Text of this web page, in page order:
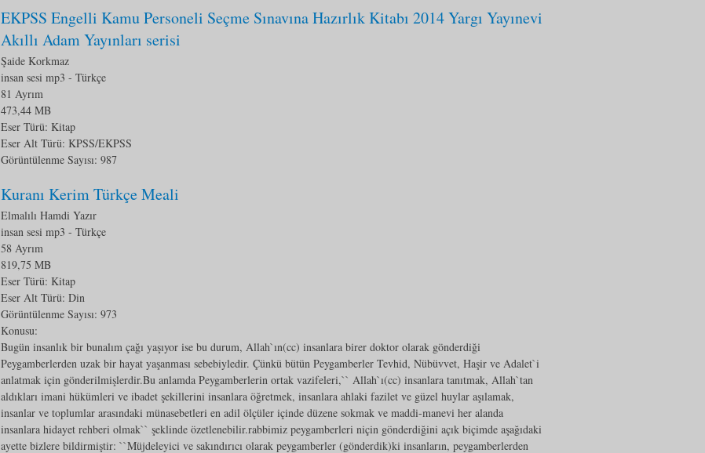
EKPSS Engelli Kamu Personeli Seçme Sınavına Hazırlık Kitabı 2014 Yargı Yayınevi
Akıllı Adam Yayınları serisi
Şaide Korkmaz
insan sesi mp3 - Türkçe
81 Ayrım
473,44 MB
Eser Türü: Kitap
Eser Alt Türü: KPSS/EKPSS
Görüntülenme Sayısı: 987
Kuranı Kerim Türkçe Meali
Elmalılı Hamdi Yazır
insan sesi mp3 - Türkçe
58 Ayrım
819,75 MB
Eser Türü: Kitap
Eser Alt Türü: Din
Görüntülenme Sayısı: 973
Konusu:
Bugün insanlık bir bunalım çağı yaşıyor ise bu durum, Allah`ın(cc) insanlara birer doktor olarak gönderdiği
Peygamberlerden uzak bir hayat yaşanması sebebiyledir. Çünkü bütün Peygamberler Tevhid, Nübüvvet, Haşir ve Adalet`i
anlatmak için gönderilmişlerdir.Bu anlamda Peygamberlerin ortak vazifeleri,`` Allah`ı(cc) insanlara tanıtmak, Allah`tan
aldıkları imani hükümleri ve ibadet şekillerini insanlara öğretmek, insanlara ahlaki fazilet ve güzel huylar aşılamak,
insanlar ve toplumlar arasındaki münasebetleri en adil ölçüler içinde düzene sokmak ve maddi-manevi her alanda
insanlara hidayet rehberi olmak`` şeklinde özetlenebilir.rabbimiz peygamberleri niçin gönderdiğini açık biçimde aşağıdaki
ayette bizlere bildirmiştir: ``Müjdeleyici ve sakındırıcı olarak peygamberler (gönderdik)ki insanların, peygamberlerden